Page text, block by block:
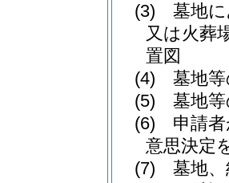
(3)
墓地
又は火葬
置図
(4)
墓地
(5)
墓地
(6)
申請
意思決定
(7)
墓地